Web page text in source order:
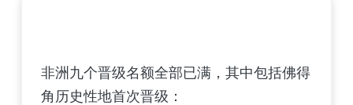
非洲九个晋级名额全部已满，其中包括佛得
角历史性地首次晋级：